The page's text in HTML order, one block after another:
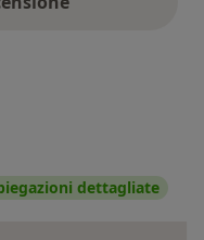
dettagliate